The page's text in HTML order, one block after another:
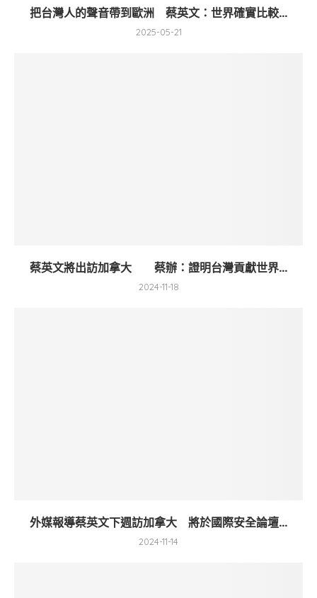
把台灣人的聲音帶到歐洲 蔡英文：世界確實比較...
2025-05-21
蔡英文將出訪加拿大 蔡辦：證明台灣貢獻世界...
2024-11-18
外媒報導蔡英文下週訪加拿大 將於國際安全論壇...
2024-11-14